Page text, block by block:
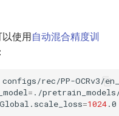
使用自动混合精度训
configs/rec/PP-OCRv3/
= ./pretrain_models/
Global.scale_loss=1024.0